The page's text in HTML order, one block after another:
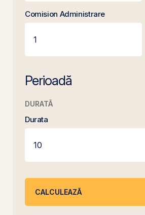
Comision Administrare
Perioadă
DURATĂ
Durata
CALCULEAZĂ